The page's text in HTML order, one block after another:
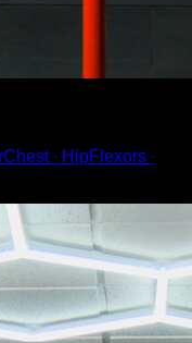
∙ HipFlexors ∙